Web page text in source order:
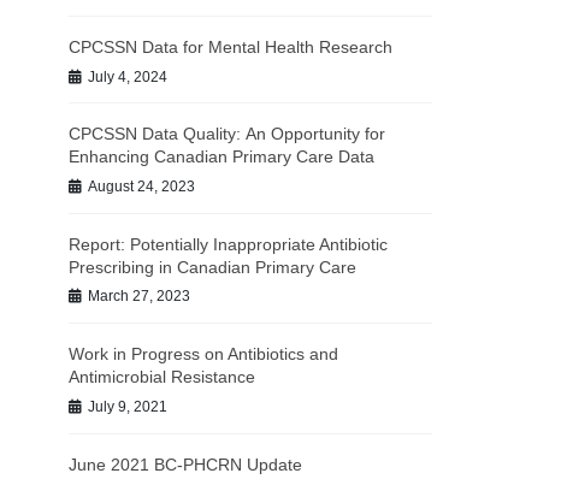
CPCSSN Data for Mental Health Research
July 4, 2024
CPCSSN Data Quality: An Opportunity for
Enhancing Canadian Primary Care Data
August 24, 2023
Report: Potentially Inappropriate Antibiotic
Prescribing in Canadian Primary Care
March 27, 2023
Work in Progress on Antibiotics and
Antimicrobial Resistance
July 9, 2021
June 2021 BC-PHCRN Update